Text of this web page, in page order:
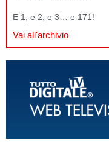
E 1, e 2, e 3… e 171!
Vai all'archivio